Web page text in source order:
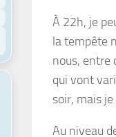
À 22h, je
la tempête
nous, entre
qui vont
soir, mais
Au niveau